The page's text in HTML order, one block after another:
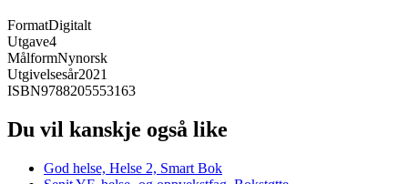
FormatDigitalt
Utgave4
MålformNynorsk
Utgivelsesår2021
ISBN9788205553163
Du vil kanskje også like
God helse, Helse 2, Smart Bok